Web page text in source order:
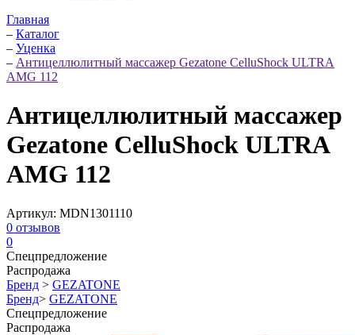
Главная
– Каталог
– Уценка
– Антицеллюлитный массажер Gezatone CelluShock ULTRA
AMG 112
Антицеллюлитный массажер
Gezatone CelluShock ULTRA
AMG 112
Артикул: MDN1301110
0 отзывов
0
Спецпредложение
Распродажа
Бренд > GEZATONE
Бренд> GEZATONE
Спецпредложение
Распродажа